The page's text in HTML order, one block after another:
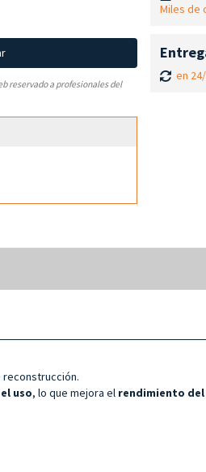
reservado a profesionales del
Miles de
en
reconstrucción.
uso, lo que mejora el rendimiento